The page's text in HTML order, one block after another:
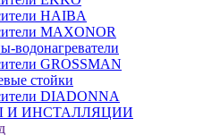
HAIBA
MAXONOR
водонагреватели
GROSSMAN
стойки
DIADONNA
И ИНСТАЛЛЯЦИИ